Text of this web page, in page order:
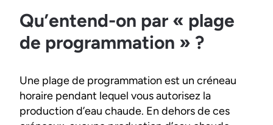
Qu’entend-on par « plage
de programmation » ?
Une plage de programmation est un créneau
horaire pendant lequel vous autorisez la
production d’eau chaude. En dehors de ces